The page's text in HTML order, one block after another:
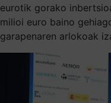
eurotik gorako
milioi euro baino
garapenaren arlokoak